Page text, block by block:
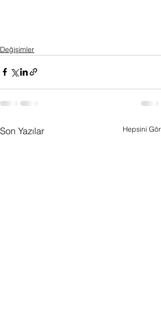
Değişimler
Son Yazılar Hepsini Gör